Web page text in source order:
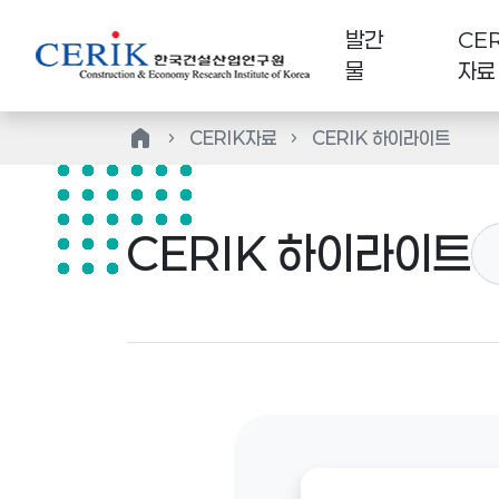
발간
물
자료
home CERIK자료 CERIK 하이라이트
CERIK 하이라이트